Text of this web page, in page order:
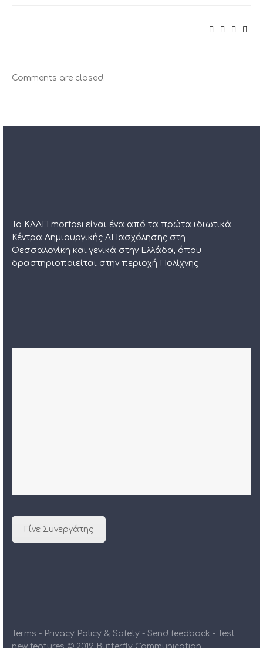
Comments are closed.
Το ΚΔΑΠ morfosi είναι ένα από τα πρώτα ιδιωτικά
Κέντρα Δημιουργικής ΑΠασχόλησης στη
Θεσσαλονίκη και γενικά στην Ελλάδα, όπου
δραστηριοποιείται στην περιοχή Πολίχνης
Γίνε Συνεργάτης
Terms - Privacy Policy & Safety - Send feedback - Test